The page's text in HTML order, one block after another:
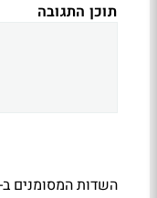
תוכן התגובה
השדות המסומנים ב-